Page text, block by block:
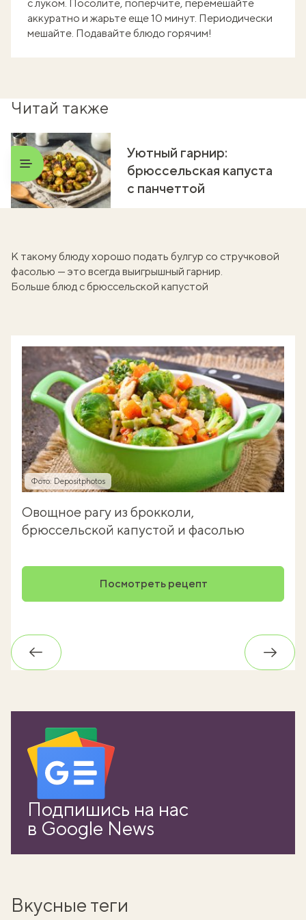
с луком. Посолите, поперчите, перемешайте
аккуратно и жарьте еще 10 минут. Периодически
мешайте. Подавайте блюдо горячим!
Читай также
Уютный гарнир:
брюссельская капуста
с панчеттой
К такому блюду хорошо подать булгур со стручковой
фасолью — это всегда выигрышный гарнир.
Больше блюд с брюссельской капустой
Фото: Depositphotos
Овощное рагу из брокколи,
брюссельской капустой и фасолью
Посмотреть рецепт
Обратно
Подпишись на нас
в Google News
Вкусные теги